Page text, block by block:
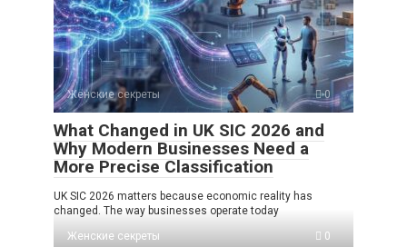
Женские секреты 0
What Changed in UK SIC 2026 and
Why Modern Businesses Need a
More Precise Classification
UK SIC 2026 matters because economic reality has
changed. The way businesses operate today
Женские секреты
0